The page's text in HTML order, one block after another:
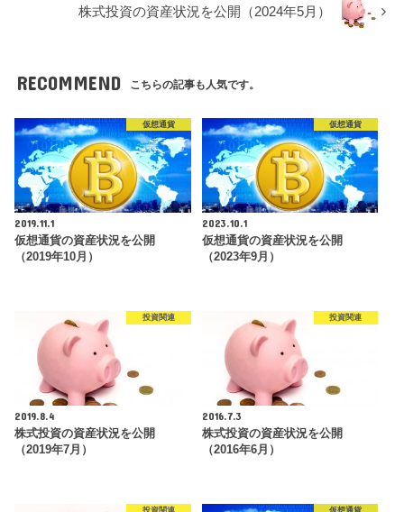
株式投資の資産状況を公開（2024年5月）
RECOMMEND こちらの記事も人気です。
仮想通貨
2019.11.1
仮想通貨の資産状況を公開
（2019年10月）
仮想通貨
2023.10.1
仮想通貨の資産状況を公開
（2023年9月）
投資関連
2019.8.4
株式投資の資産状況を公開
（2019年7月）
投資関連
2016.7.3
株式投資の資産状況を公開
（2016年6月）
投資関連 仮想通貨